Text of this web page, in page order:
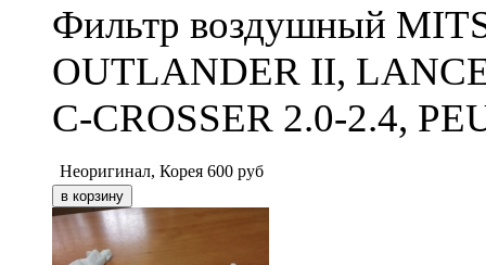
Фильтр воздушный
OUTLANDER II,
C-CROSSER 2.0-2.4,
Неоригинал, Корея 600 руб